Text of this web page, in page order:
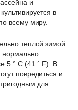
и
в
всему миру.
теплой зимой
нормально
5 ° C (41 ° F). В
повредиться и
для